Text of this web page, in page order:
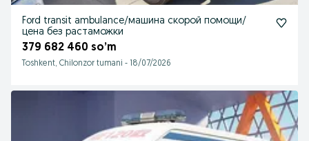
Ford transit ambulance/машина скорой помощи/
цена без растаможки
379 682 460 so’m
Toshkent, Chilonzor tumani - 18/07/2026